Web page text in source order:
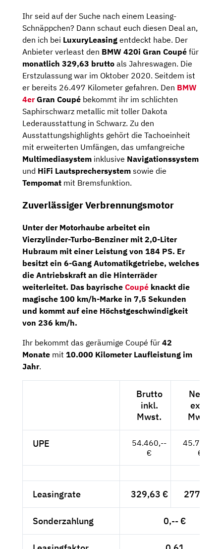
Ihr seid auf der Suche nach einem Leasing-
Schnäppchen? Dann schaut euch diesen Deal an,
den ich bei LuxuryLeasing entdeckt habe. Der
Anbieter verleast den BMW 420i Gran Coupé für
monatlich 329,63 brutto als Jahreswagen. Die
Erstzulassung war im Oktober 2020. Seitdem ist
er bereits 26.497 Kilometer gefahren. Den BMW
4er Gran Coupé bekommt ihr im schlichten
Saphirschwarz metallic mit toller Dakota
Lederausstattung in Schwarz. Zu den
Ausstattungshighlights gehört die Tachoeinheit
mit erweiterten Umfängen, das umfangreiche
Multimediasystem inklusive Navigationssystem
und HiFi Lautsprechersystem sowie die
Tempomat mit Bremsfunktion.
Zuverlässiger Verbrennungsmotor
Unter der Motorhaube arbeitet ein
Vierzylinder-Turbo-Benzinermit 2,0-Liter
Hubraum mit einer Leistung von 184 PS. Er
besitzt ein 6-Gang Automatikgetriebe, welches
die Antriebskraft an die Hinterräder
weiterleitet. Das bayrische Coupé knackt die
magische 100 km/h-Marke in 7,5 Sekunden
und kommt auf eine Höchstgeschwindigkeit
von 236 km/h.
Ihr bekommt das geräumige Coupé für 42
Monate mit 10.000 Kilometer Laufleistung im
Jahr.
Brutto
inkl.
Mwst.
Netto
exkl.
Mwst.
UPE
54.460,--
€
45.765,--
€
Leasingrate 329,63 € 277,-- €
Sonderzahlung 0,-- €